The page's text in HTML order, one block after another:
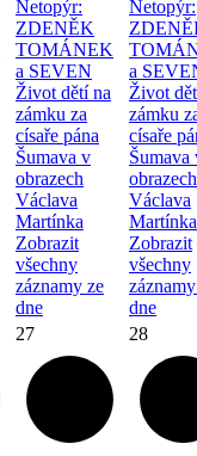
Netopýr:
ZDENĚK
TOMÁNEK
a SEVEN
Život dětí na
zámku za
císaře pána
Šumava v
obrazech
Václava
Martínka
Zobrazit
všechny
záznamy ze
dne
Netopýr:
a
Život
zámku
císaře
Šumava
obrazech
Václava
Martínka
Zobrazit
všechny
dne
27 28